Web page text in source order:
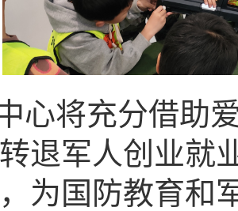
心将充分借助
退军人创业就
为国防教育和